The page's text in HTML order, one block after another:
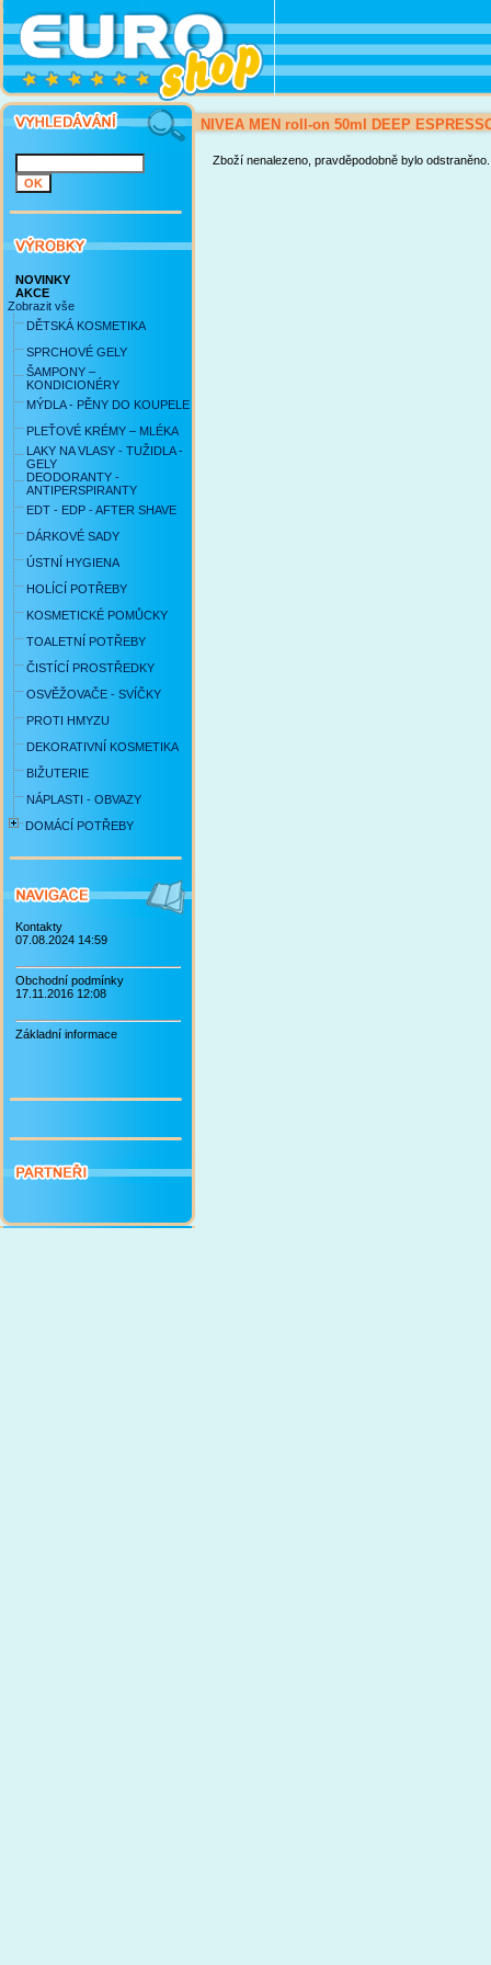
NOVINKY
AKCE
Zobrazit vše
DĚTSKÁ KOSMETIKA
SPRCHOVÉ GELY
ŠAMPONY –
KONDICIONÉRY
MÝDLA - PĚNY DO KOUPELE
PLEŤOVÉ KRÉMY – MLÉKA
LAKY NA VLASY - TUŽIDLA -
GELY
DEODORANTY -
ANTIPERSPIRANTY
EDT - EDP - AFTER SHAVE
DÁRKOVÉ SADY
ÚSTNÍ HYGIENA
HOLÍCÍ POTŘEBY
KOSMETICKÉ POMŮCKY
TOALETNÍ POTŘEBY
ČISTÍCÍ PROSTŘEDKY
OSVĚŽOVAČE - SVÍČKY
PROTI HMYZU
DEKORATIVNÍ KOSMETIKA
BIŽUTERIE
NÁPLASTI - OBVAZY
DOMÁCÍ POTŘEBY
Kontakty
07.08.2024 14:59
Obchodní podmínky
17.11.2016 12:08
Základní informace
NIVEA MEN roll-on 50ml DEEP
Zboží nenalezeno, pravděpodobně bylo odstraněno.